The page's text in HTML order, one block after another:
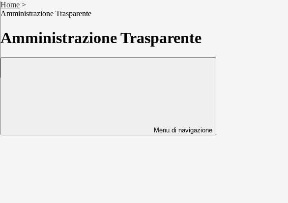
Home >
Amministrazione Trasparente
Amministrazione Trasparente
Menu di navigazione